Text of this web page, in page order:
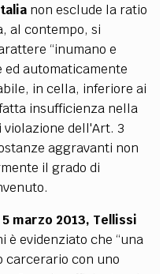
non esclude la ratio
al contempo, si
“inumano e
ed automaticamente
in cella, inferiore ai
insufficienza nella
violazione dell'Art. 3
aggravanti non
il grado di
5 marzo 2013, Tellissi
è evidenziato che “una
carcerario con uno